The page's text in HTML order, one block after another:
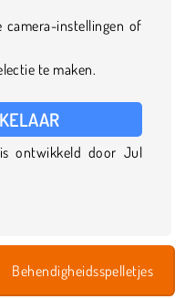
camera-instellingen of
te maken.
ontwikkeld door Jul
Behendigheidsspelletjes